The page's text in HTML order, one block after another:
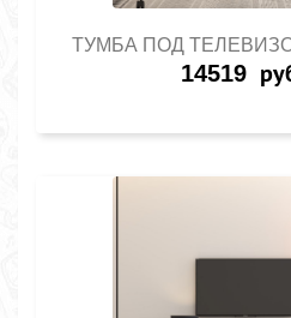
ТУМБА ПОД
14519